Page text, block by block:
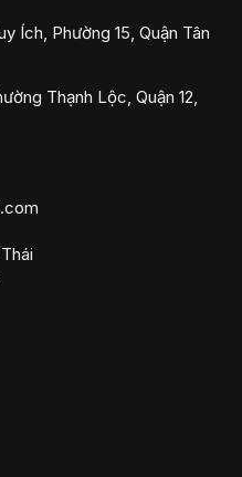
Ích, Phường 15, Quận Tân
Thạnh Lộc, Quận 12,